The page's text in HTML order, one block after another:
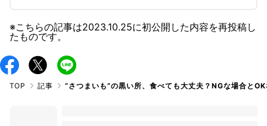
※こちらの記事は2023.10.25に初公開した内容を再投稿し
たものです。
TOP 記事 “さつまいも”の黒い所、食べても大丈夫？NGな場合と